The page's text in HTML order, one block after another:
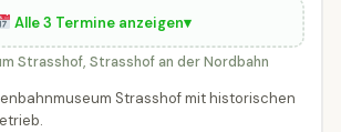
Alle 3 Termine anzeigen▾
Strasshof, Strasshof an der Nordbahn
Strasshof mit historischen